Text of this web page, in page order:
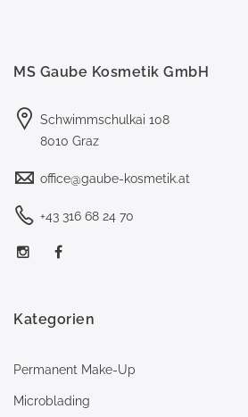
MS Gaube Kosmetik GmbH
Schwimmschulkai 108
8010 Graz
office@gaube-kosmetik.at
+43 316 68 24 70
Kategorien
Permanent Make-Up
Microblading